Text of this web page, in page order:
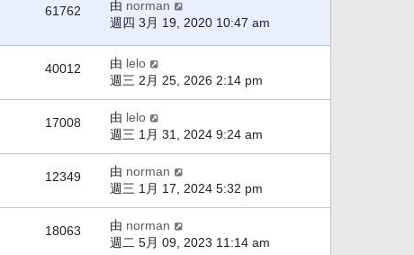
61762 由 norman
週四 3月 19, 2020 10:47 am
40012 由 lelo
週三 2月 25, 2026 2:14 pm
17008 由 lelo
週三 1月 31, 2024 9:24 am
12349 由 norman
週三 1月 17, 2024 5:32 pm
18063 由 norman
週二 5月 09, 2023 11:14 am